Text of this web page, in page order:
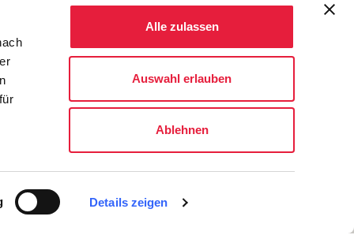
Details zeigen
Alle zulassen
Auswahl erlauben
Ablehnen